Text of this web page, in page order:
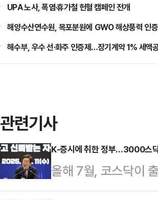
UPA 노사, 폭염·휴가철 헌혈 캠페인 전개
해양수산연수원, 목포분원에 GWO 해상풍력 인
해수부, 우수 선·화주 인증제…장기계약 1% 세액
관련기사
K-증시에 취한 정부…3000스
올해 7월, 코스닥이
3000 시대’를 목표